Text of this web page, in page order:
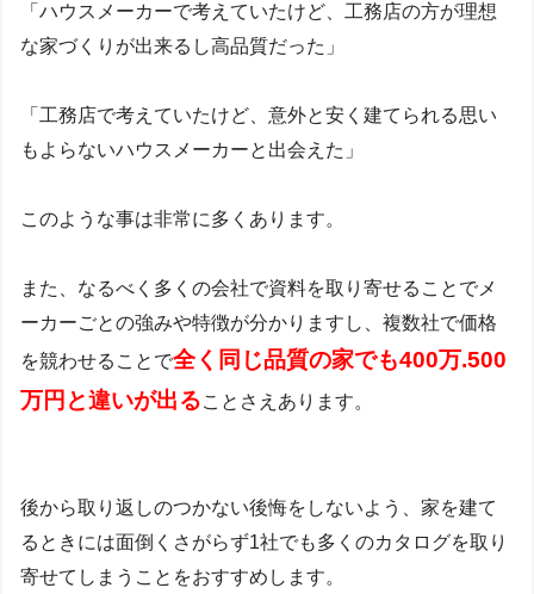
「ハウスメーカーで考えていたけど、工務店の方が理想
な家づくりが出来るし高品質だった」
「工務店で考えていたけど、意外と安く建てられる思い
もよらないハウスメーカーと出会えた」
このような事は非常に多くあります。
また、なるべく多くの会社で資料を取り寄せることでメ
ーカーごとの強みや特徴が分かりますし、複数社で価格
を競わせることで全く同じ品質の家でも400万.500
万円と違いが出ることさえあります。
後から取り返しのつかない後悔をしないよう、家を建て
るときには面倒くさがらず1社でも多くのカタログを取り
寄せてしまうことをおすすめします。